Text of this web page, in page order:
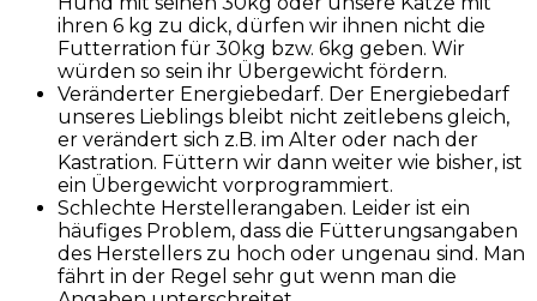
ihren 6 kg zu dick, dürfen wir ihnen nicht die
Futterration für 30kg bzw. 6kg geben. Wir
würden so sein ihr Übergewicht fördern.
Veränderter Energiebedarf. Der Energiebedarf
unseres Lieblings bleibt nicht zeitlebens gleich,
er verändert sich z.B. im Alter oder nach der
Kastration. Füttern wir dann weiter wie bisher, ist
ein Übergewicht vorprogrammiert.
Schlechte Herstellerangaben. Leider ist ein
häufiges Problem, dass die Fütterungsangaben
des Herstellers zu hoch oder ungenau sind. Man
fährt in der Regel sehr gut wenn man die